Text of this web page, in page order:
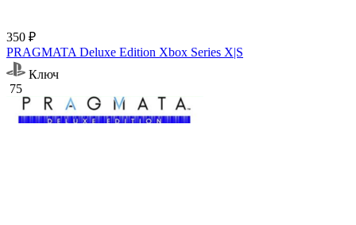
350 ₽
PRAGMATA Deluxe Edition Xbox Series X|S
Ключ
75